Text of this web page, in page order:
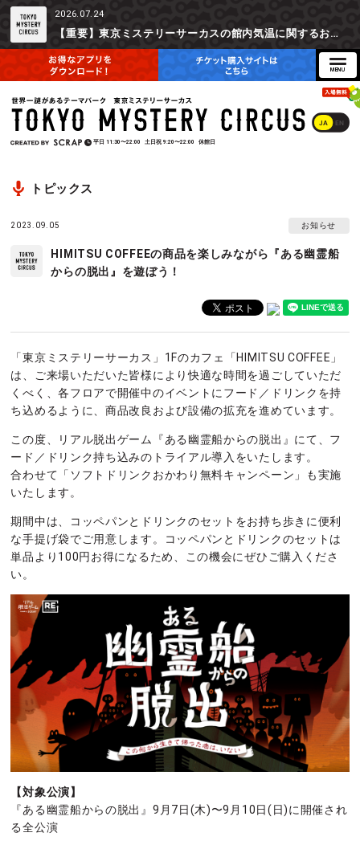
2026.07.24
【重要】東京ミステリーサーカスの館内気温に関するお詫びとご参加辞退時の返金対応について
JA EN
平日 11:30〜22:00 土日祝 9:20〜22:00 休館日
トピックス
2023.09.05 お知らせ
HIMITSU COFFEEの商品を楽しみながら『ある幽霊船
からの脱出』を遊ぼう！
「東京ミステリーサーカス」1Fのカフェ「HIMITSU COFFEE」
は、ご来場いただいた皆様により快適な時間を過ごしていただ
くべく、各フロアで開催中のイベントにフード／ドリンクを持
ち込めるように、商品改良および設備の拡充を進めています。
この度、リアル脱出ゲーム『ある幽霊船からの脱出』にて、フ
ード／ドリンク持ち込みのトライアル導入をいたします。
合わせて「ソフトドリンクおかわり無料キャンペーン」も実施
いたします。
期間中は、コッペパンとドリンクのセットをお持ち歩きに便利
な手提げ袋でご用意します。コッペパンとドリンクのセットは
単品より100円お得になるため、この機会にぜひご購入くださ
い。
【対象公演】
『ある幽霊船からの脱出』9月7日(木)〜9月10日(日)に開催され
る全公演